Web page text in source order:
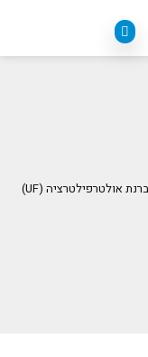
סדרת MW – ממברנת אולטרפילטרציה (UF)